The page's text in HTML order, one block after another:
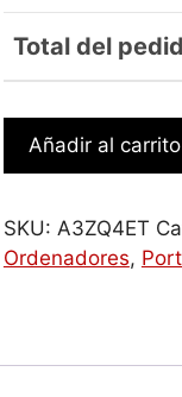
Total del
ZBook
G1i
16
Edition
Añadir al carrito
SKU: A3ZQ4ET
Ordenadores,